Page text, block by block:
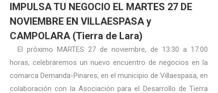
IMPULSA TU NEGOCIO EL MARTES 27 DE
NOVIEMBRE EN VILLAESPASA y
CAMPOLARA (Tierra de Lara)
El próximo MARTES 27 de noviembre, de 13:30 a 17:00
horas, celebraremos un nuevo encuentro de negocios en la
comarca Demanda-Pinares, en el municipio de Villaespasa, en
colaboración con la Asociación para el Desarrollo de Tierra